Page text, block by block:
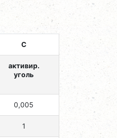
C
активир.
уголь
0,005
1